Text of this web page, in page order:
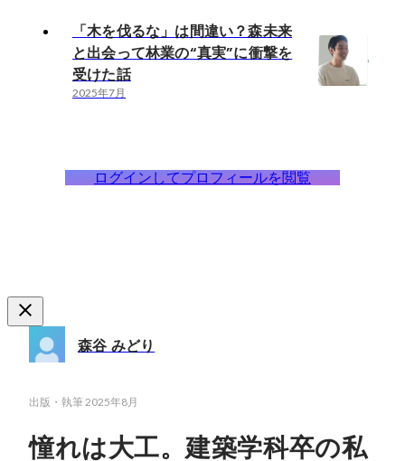
「木を伐るな」は間違い？森未来
と出会って林業の“真実”に衝撃を
受けた話
2025年7月
ログインしてプロフィールを閲覧
森谷 みどり
出版・執筆2025年8月
憧れは大工。建築学科卒の私